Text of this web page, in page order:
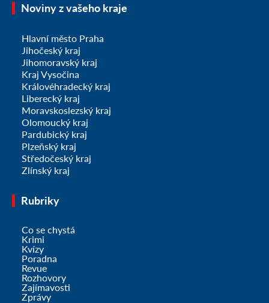
Noviny z vašeho kraje
Hlavní město Praha
Jihočeský kraj
Jihomoravský kraj
Kraj Vysočina
Královéhradecký kraj
Liberecký kraj
Moravskoslezský kraj
Olomoucký kraj
Pardubický kraj
Plzeňský kraj
Středočeský kraj
Zlínský kraj
Rubriky
Co se chystá
Krimi
Kvízy
Poradna
Revue
Rozhovory
Zajímavosti
Zprávy